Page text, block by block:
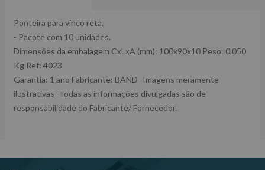
Ponteira para vinco reta.
- Pacote com 10 unidades.
Dimensões da embalagem CxLxA (mm): 100x90x10 Peso: 0,050
Kg Ref: 4023
Garantia: 1 ano Fabricante: BAND -Imagens meramente
ilustrativas -Todas as informações divulgadas são de
responsabilidade do Fabricante/ Fornecedor.